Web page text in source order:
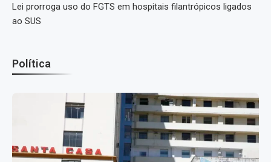
Lei prorroga uso do FGTS em hospitais filantrópicos ligados
ao SUS
Política